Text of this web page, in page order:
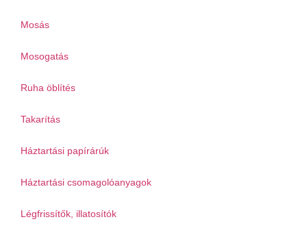
Mosás
Mosogatás
Ruha öblítés
Takarítás
Háztartási papírárúk
Háztartási csomagolóanyagok
Légfrissítők, illatosítók